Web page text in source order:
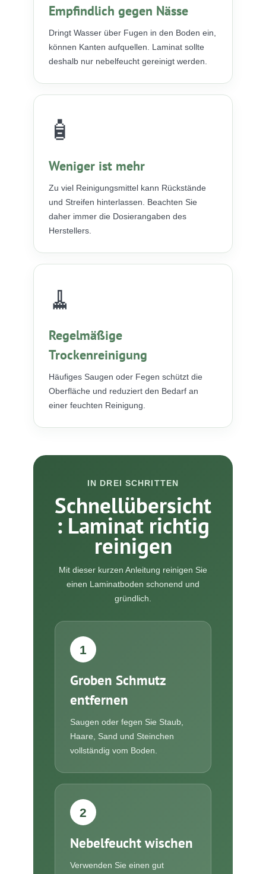
Empfindlich gegen Nässe
Dringt Wasser über Fugen in den Boden ein,
können Kanten aufquellen. Laminat sollte
deshalb nur nebelfeucht gereinigt werden.
🧴
Weniger ist mehr
Zu viel Reinigungsmittel kann Rückstände
und Streifen hinterlassen. Beachten Sie
daher immer die Dosierangaben des
Herstellers.
🧹
Regelmäßige
Trockenreinigung
Häufiges Saugen oder Fegen schützt die
Oberfläche und reduziert den Bedarf an
einer feuchten Reinigung.
IN DREI SCHRITTEN
Schnellübersicht
: Laminat richtig
reinigen
Mit dieser kurzen Anleitung reinigen Sie
einen Laminatboden schonend und
gründlich.
1
Groben Schmutz
entfernen
Saugen oder fegen Sie Staub,
Haare, Sand und Steinchen
vollständig vom Boden.
2
Nebelfeucht wischen
Verwenden Sie einen gut